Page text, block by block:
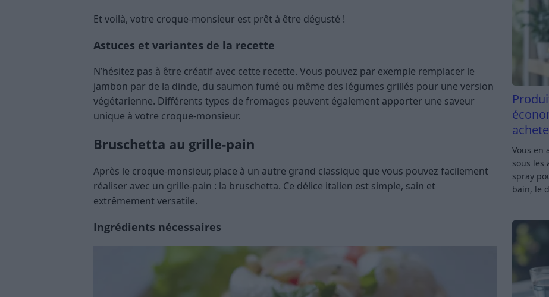
Et voilà, votre croque-monsieur est prêt à être dégusté !
Astuces et variantes de la recette
N’hésitez pas à être créatif avec cette recette. Vous pouvez par exemple remplacer le
jambon par de la dinde, du saumon fumé ou même des légumes grillés pour une version
végétarienne. Différents types de fromages peuvent également apporter une saveur
unique à votre croque-monsieur.
Bruschetta au grille-pain
Après le croque-monsieur, place à un autre grand classique que vous pouvez facilement
réaliser avec un grille-pain : la bruschetta. Ce délice italien est simple, sain et
extrêmement versatile.
Ingrédients nécessaires
Vous en
sous les
spray
bain, le